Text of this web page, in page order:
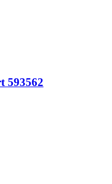
593562